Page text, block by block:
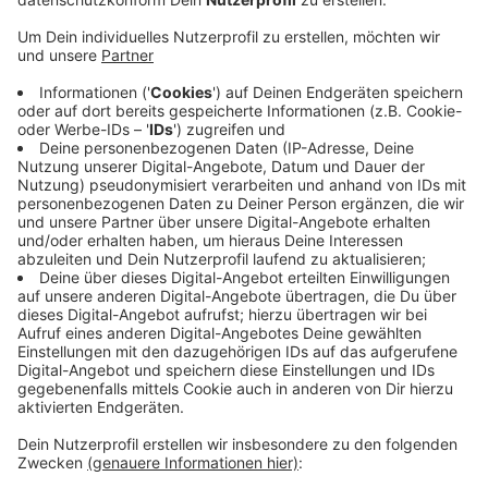
Böhm soll dabei helfen, die richtige Balance zwischen
Arbeit und Erholung zu finden, so Headcoach Iisalo.
Das sei in der kommenden Saison besonders wichtig,
weil es dann die Doppelbelastung aus Bundesliga und
Champions League gibt. Der Kader der Baskets
besteht damit aus 13 Spielern und vier Trainern. Wann
genau die neue Bundesliga-Saison startet, steht noch
nicht fets, das erste Champions League-Spiel steht
am 5. Oktober an.
Anzeige